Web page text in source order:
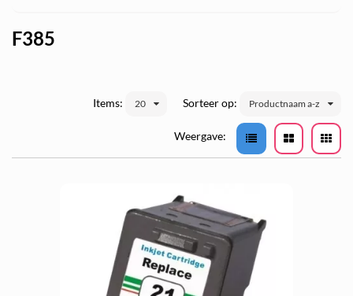
F385
Sorteer op: Productnaam a-z
Items: 20
Weergave: